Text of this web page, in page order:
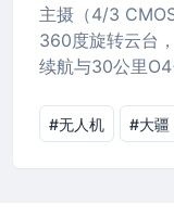
主摄（4/3
360度旋转云台
续航与30公里
#无人机 #大疆